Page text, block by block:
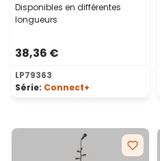
Disponibles en différentes
longueurs
38,36 €
LP79363
Série: Connect+